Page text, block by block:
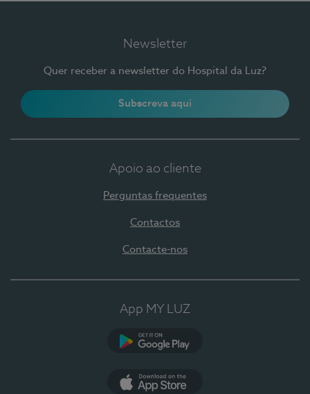
Newsletter
Quer receber a newsletter do Hospital da Luz?
Subscreva aqui
Apoio ao cliente
Perguntas frequentes
Contactos
Contacte-nos
App MY LUZ